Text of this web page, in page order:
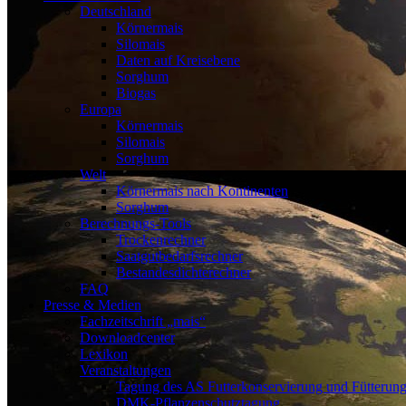
Deutschland
Körnermais
Silomais
Daten auf Kreisebene
Sorghum
Biogas
Europa
Körnermais
Silomais
Sorghum
Welt
Körnermais nach Kontinenten
Sorghum
Berechnungs-Tools
Trockenrechner
Saatgutbedarfsrechner
Bestandesdichterechner
FAQ
Presse & Medien
Fachzeitschrift „mais“
Downloadcenter
Lexikon
Veranstaltungen
Tagung des AS Futterkonservierung und Fütterung
DMK-Pflanzenschutztagung